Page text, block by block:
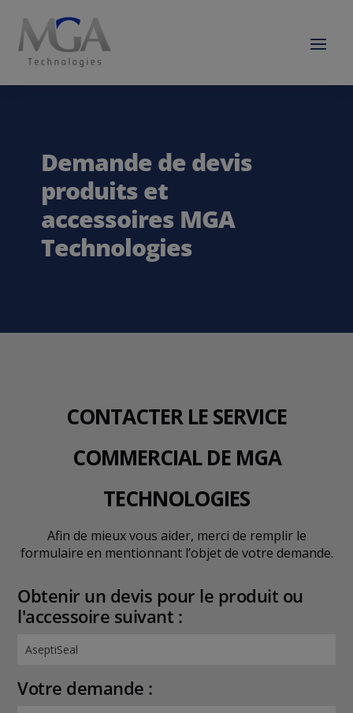
Demande de devis
produits et
accessoires MGA
Technologies
CONTACTER LE SERVICE
COMMERCIAL DE MGA
TECHNOLOGIES
Afin de mieux vous aider, merci de remplir le
formulaire en mentionnant l’objet de votre demande.
Obtenir un devis pour le produit ou
l'accessoire suivant :
Votre demande :